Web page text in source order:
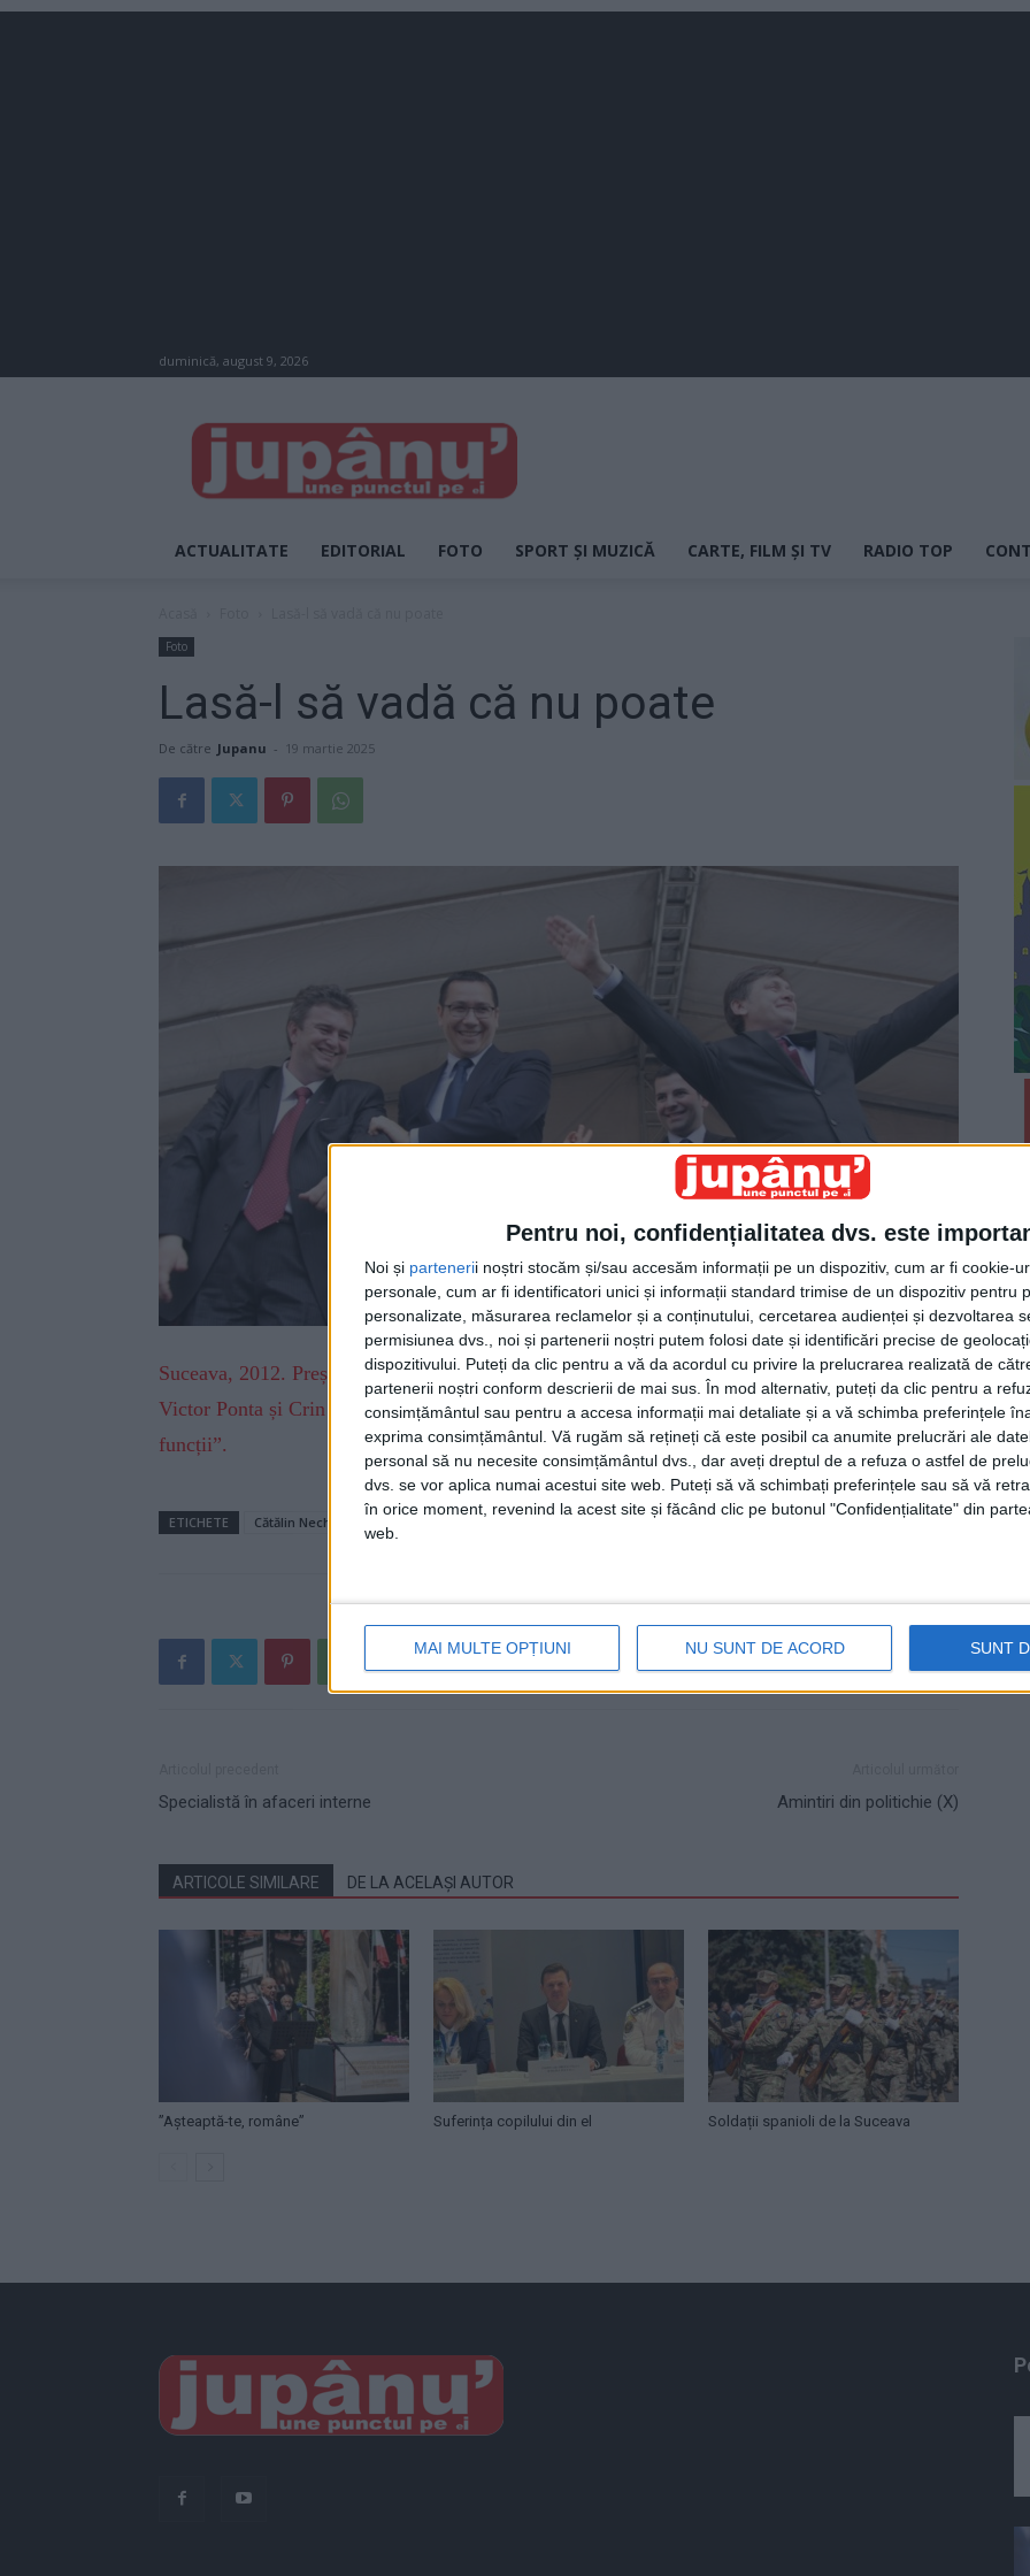
Pentru noi, confidențialitatea dvs. este
Noi și partenerii noștri stocăm și/sau accesăm informații pe un dispozitiv, cum ar fi cookie-
personale, cum ar fi identificatori unici și informații standard trimise de un dispozitiv pentru
personalizate, măsurarea reclamelor și a conținutului, cercetarea audienței și dezvoltarea
permisiunea dvs., noi și partenerii noștri putem folosi date și identificări precise de
dispozitivului. Puteți da clic pentru a vă da acordul cu privire la prelucrarea realizată de
partenerii noștri conform descrierii de mai sus. În mod alternativ, puteți da clic pentru a
consimțământul sau pentru a accesa informații mai detaliate și a vă schimba preferințele
exprima consimțământul. Vă rugăm să rețineți că este posibil ca anumite prelucrări ale
personal să nu necesite consimțământul dvs., dar aveți dreptul de a refuza o astfel de
dvs. se vor aplica numai acestui site web. Puteți să vă schimbați preferințele sau să vă
în orice moment, revenind la acest site și făcând clic pe butonul "Confidențialitate" din
web.
MAI MULTE OPȚIUNI NU SUNT DE ACORD SUNT
duminică, august 9, 2026
JUPÂNU'
ACTUALITATE EDITORIAL FOTO SPORT ȘI MUZICĂ CARTE, FILM ȘI TV RADIO TOP
Foto
Lasă-l să vadă că nu poate
De către Jupanu - 19 martie 2025
Suceava, 2012. Președintele Consiliului Județean, Cătălin Nechifor, și co-președinții USL,
Victor Ponta și Crin Antonescu. ”Lasă-l, Cătăline, lasă-l, ca să vadă că nu poate zbura decît din
funcții”.
ETICHETE Cătălin Nechifor
Specialistă în afaceri interne Amintiri din politichie (X)
ARTICOLE SIMILARE DE LA ACELAȘI AUTOR
”Așteaptă-te, române” Suferința copilului din el Soldații spanioli de la Suceava